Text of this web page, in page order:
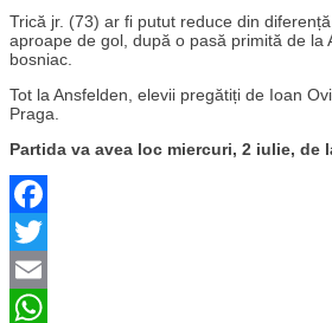
Trică jr. (73) ar fi putut reduce din
aproape de gol, după o pasă primită de
bosniac.
Tot la Ansfelden, elevii pregătiți de Ioan
Praga.
Partida va avea loc miercuri, 2 iulie, de
Facebook
Twitter
Email